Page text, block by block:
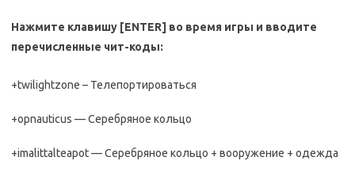
Нажмите клавишу [ENTER] во время игры и вводите
перечисленные чит-коды:
+twilightzone – Телепортироваться
+opnauticus — Серебряное кольцо
+imalittalteapot — Серебряное кольцо + вооружение + одежда